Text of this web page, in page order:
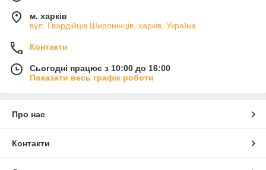
м. харків
вул. Гвардійців Широнінців, харків, Україна
Контакти
Сьогодні працює з 10:00 до 16:00
Показати весь графік роботи
Про нас
Контакти